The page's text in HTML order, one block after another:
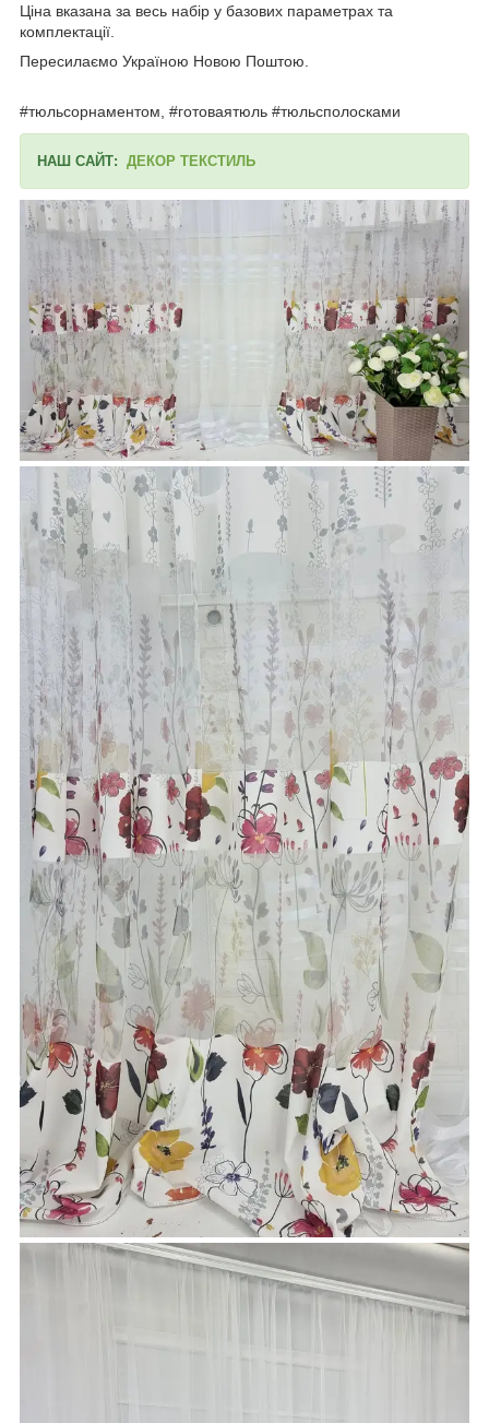
Ціна вказана за весь набір у базових параметрах та
комплектації.
Пересилаємо Україною Новою Поштою.
#тюльсорнаментом, #готоваятюль #тюльсполосками
НАШ САЙТ: ДЕКОР ТЕКСТИЛЬ